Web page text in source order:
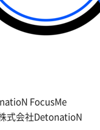
FocusMe
式会社DetonatioN